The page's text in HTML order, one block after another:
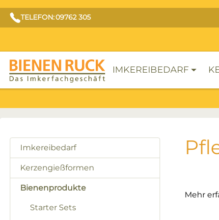
TELEFON: 09762 305
IMKEREIBEDARF
Imkereibedarf
Kerzengießformen
Bienenprodukte
Starter Sets
Mehr